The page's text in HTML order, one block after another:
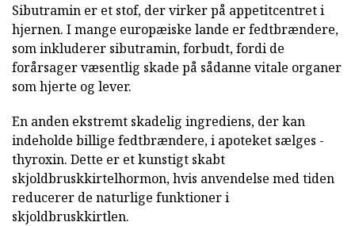
Sibutramin er et stof, der virker på appetitcentret i
hjernen. I mange europæiske lande er fedtbrændere,
som inkluderer sibutramin, forbudt, fordi de
forårsager væsentlig skade på sådanne vitale organer
som hjerte og lever.
En anden ekstremt skadelig ingrediens, der kan
indeholde billige fedtbrændere, i apoteket sælges -
thyroxin. Dette er et kunstigt skabt
skjoldbruskkirtelhormon, hvis anvendelse med tiden
reducerer de naturlige funktioner i
skjoldbruskkirtlen.